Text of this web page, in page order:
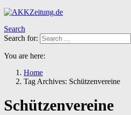
Search
Search for:
You are here:
Home
Tag Archives: Schützenvereine
Schützenvereine